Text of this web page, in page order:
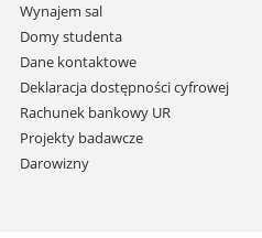
Wynajem sal
Domy studenta
Dane kontaktowe
Deklaracja dostępności cyfrowej
Rachunek bankowy UR
Projekty badawcze
Darowizny